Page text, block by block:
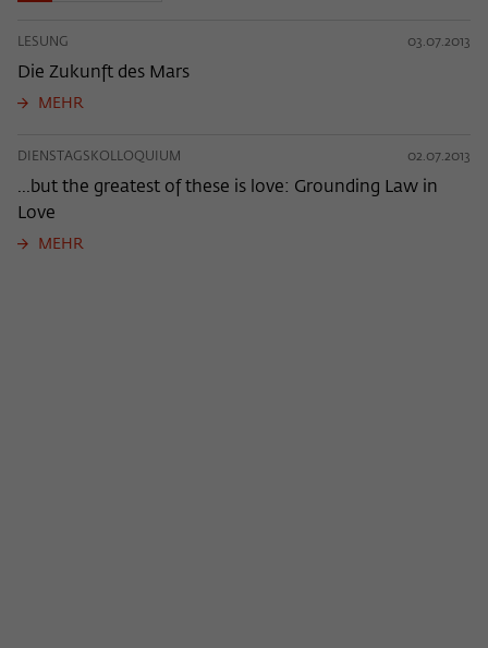
LESUNG 03.07.2013
Die Zukunft des Mars
MEHR
DIENSTAGSKOLLOQUIUM 02.07.2013
...but the greatest of these is love: Grounding Law in
Love
MEHR